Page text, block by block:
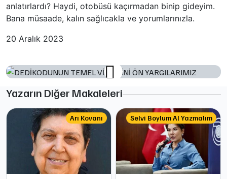
anlatırlardı? Haydi, otobüsü kaçırmadan binip gideyim.
Bana müsaade, kalın sağlıcakla ve yorumlarınızla.
20 Aralık 2023
Yazarın Diğer Makaleleri
Arı Kovanı Selvi Boylum Al Yazmalım